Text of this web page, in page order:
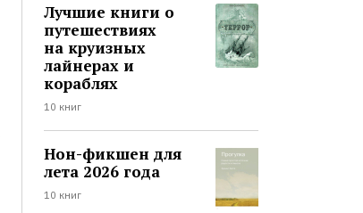
Лучшие книги о
путешествиях
на круизных
лайнерах и
кораблях
10 книг
Нон-фикшен для
лета 2026 года
10 книг